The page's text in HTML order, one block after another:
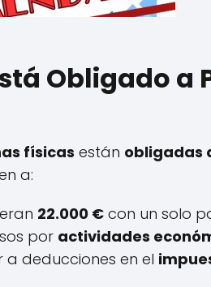
Obligado
físicas están obligadas
a:
22.000 € con un solo
por actividades
a deducciones en el